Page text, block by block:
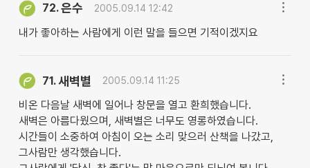
72.은수 2005.09.14 12:42
내가 좋아하는 사람에게 이런 말을 들으면 기적이겠지요
71.새벽별 2005.09.14 11:25
비온 다음날 새벽에 일어나 창문을 열고 환희했습니다.
새벽은 아름다웠으며, 새벽별은 너무도 영롱하였습니다.
시간들이 소중하여 아침이 오는 소리 맞으러 산책을 나갔고,
그사람만 생각했습니다.